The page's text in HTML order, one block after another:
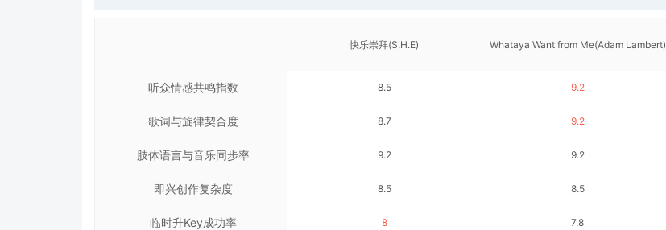
听众情感共鸣指数
歌词与旋律契合度
肢体语言与音乐同步率
即兴创作复杂度
临时升Key成功率
快乐崇拜(S.H.E)
8.5
8.7
9.2
8.5
8
Whataya Want from Me(Adam Lambert)
9.2
9.2
9.2
8.5
7.8